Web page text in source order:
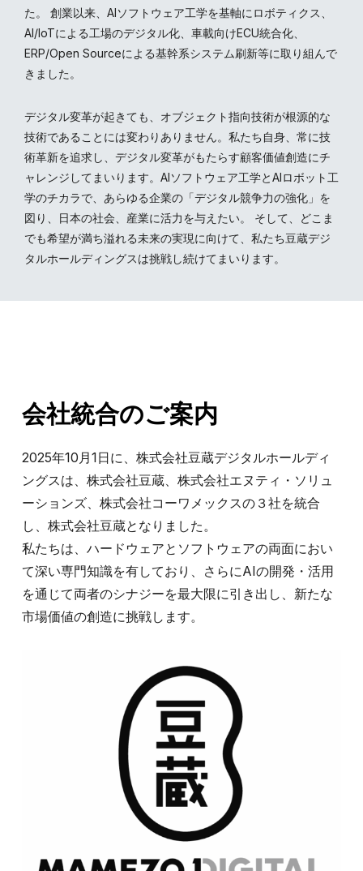
た。 創業以来、AIソフトウェア工学を基軸にロボティクス、
AI/IoTによる工場のデジタル化、車載向けECU統合化、
ERP/Open Sourceによる基幹系システム刷新等に取り組んで
きました。
デジタル変革が起きても、オブジェクト指向技術が根源的な
技術であることには変わりありません。私たち自身、常に技
術革新を追求し、デジタル変革がもたらす顧客価値創造にチ
ャレンジしてまいります。AIソフトウェア工学とAIロボット工
学のチカラで、あらゆる企業の「デジタル競争力の強化」を
図り、日本の社会、産業に活力を与えたい。 そして、どこま
でも希望が満ち溢れる未来の実現に向けて、私たち豆蔵デジ
タルホールディングスは挑戦し続けてまいります。
会社統合のご案内
2025年10月1日に、株式会社豆蔵デジタルホールディ
ングスは、株式会社豆蔵、株式会社エヌティ・ソリュ
ーションズ、株式会社コーワメックスの３社を統合
し、株式会社豆蔵となりました。
私たちは、ハードウェアとソフトウェアの両面におい
て深い専門知識を有しており、さらにAIの開発・活用
を通じて両者のシナジーを最大限に引き出し、新たな
市場価値の創造に挑戦します。